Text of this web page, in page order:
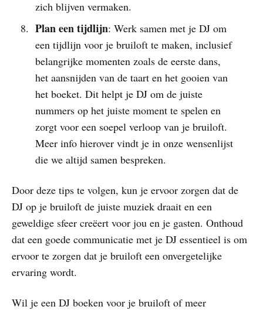
zich blijven vermaken.
Plan een tijdlijn: Werk samen met je DJ om
een tijdlijn voor je bruiloft te maken, inclusief
belangrijke momenten zoals de eerste dans,
het aansnijden van de taart en het gooien van
het boeket. Dit helpt je DJ om de juiste
nummers op het juiste moment te spelen en
zorgt voor een soepel verloop van je bruiloft.
Meer info hierover vindt je in onze wensenlijst
die we altijd samen bespreken.
Door deze tips te volgen, kun je ervoor zorgen dat de
DJ op je bruiloft de juiste muziek draait en een
geweldige sfeer creëert voor jou en je gasten. Onthoud
dat een goede communicatie met je DJ essentieel is om
ervoor te zorgen dat je bruiloft een onvergetelijke
ervaring wordt.
Wil je een DJ boeken voor je bruiloft of meer